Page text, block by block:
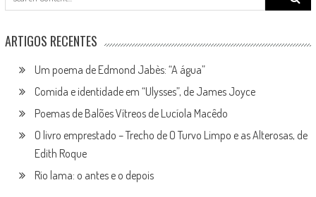
for:
ARTIGOS RECENTES
Um poema de Edmond Jabès: “A água”
Comida e identidade em “Ulysses”, de James Joyce
Poemas de Balões Vítreos de Lucíola Macêdo
O livro emprestado – Trecho de O Turvo Limpo e as Alterosas, de
Edith Roque
Rio lama: o antes e o depois